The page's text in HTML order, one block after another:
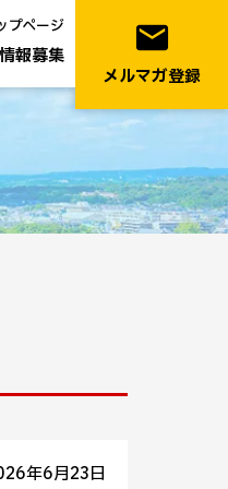
情報募集
プページ email
メルマガ登録
年6月23日